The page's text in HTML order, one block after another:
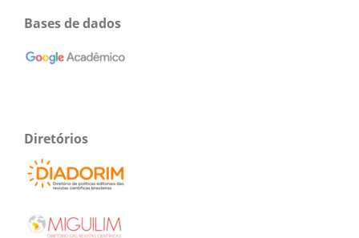
Bases de dados
Diretórios